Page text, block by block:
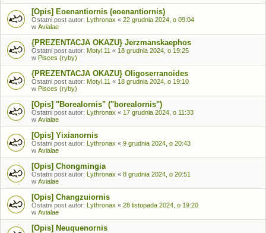
[Opis] Eoenantiornis (eoenantiornis)
Ostatni post autor: Lythronax « 22 grudnia 2024, o 09:04
w Avialae
{PREZENTACJA OKAZU} Jerzmanskaephos
Ostatni post autor: Motyl.11 « 18 grudnia 2024, o 19:25
w Pisces (ryby)
{PREZENTACJA OKAZU} Oligoserranoides
Ostatni post autor: Motyl.11 « 18 grudnia 2024, o 19:10
w Pisces (ryby)
[Opis] "Borealornis" ("borealornis")
Ostatni post autor: Lythronax « 17 grudnia 2024, o 11:33
w Avialae
[Opis] Yixianornis
Ostatni post autor: Lythronax « 9 grudnia 2024, o 20:43
w Avialae
[Opis] Chongmingia
Ostatni post autor: Lythronax « 8 grudnia 2024, o 20:51
w Avialae
[Opis] Changzuiornis
Ostatni post autor: Lythronax « 28 listopada 2024, o 19:20
w Avialae
[Opis] Neuquenornis